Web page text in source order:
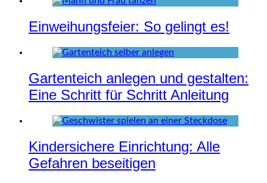
Einweihungsfeier: So gelingt es!
Gartenteich anlegen und gestalten:
Eine Schritt für Schritt Anleitung
Kindersichere Einrichtung: Alle
Gefahren beseitigen